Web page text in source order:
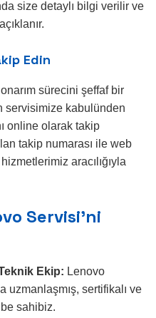
size detaylı bilgi verilir ve
Edin
sürecini şeffaf bir
servisimize kabulünden
online olarak takip
takip numarası ile web
aracılığıyla
Servisi’ni
Ekip: Lenovo
uzmanlaşmış, sertifikalı ve
sahibiz.